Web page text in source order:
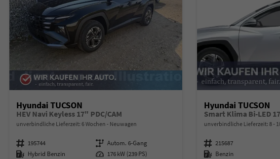
Hyundai TUCSON
HEV Navi Keyless 17" PDC/CAM
unverbindliche Lieferzeit: 6 Wochen Neuwagen
Fahrzeugnummer 195744 Getriebe Autom. 6-Gang
Kraftstoff Hybrid Benzin Leistung 176 kW (239 PS)
Hyundai TUCSON
Smart Klima Bi-LED
unverbindliche Lieferzeit: 8 -
Fahrzeugnummer 215687
Kraftstoff Benzin